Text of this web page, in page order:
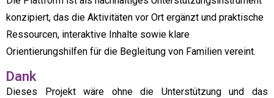
konzipiert, das die Aktivitäten vor Ort ergänzt und praktische
Ressourcen, interaktive Inhalte sowie klare
Orientierungshilfen für die Begleitung von Familien vereint.
Dank
Dieses Projekt wäre ohne die Unterstützung und das